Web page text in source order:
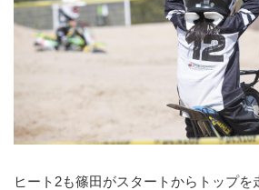
ヒート2も篠田がスタートからトップを